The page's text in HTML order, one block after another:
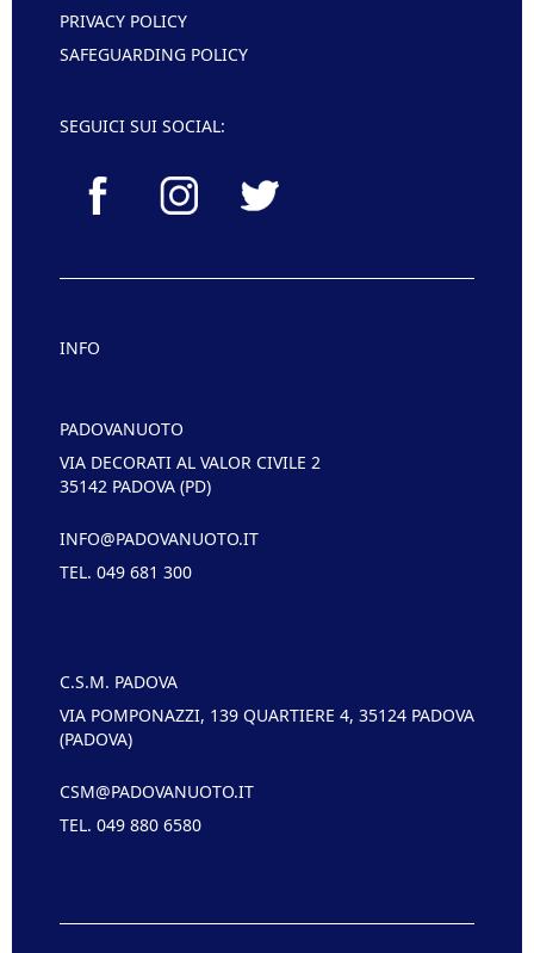
PRIVACY POLICY
SAFEGUARDING POLICY
SEGUICI SUI SOCIAL:
INFO
PADOVANUOTO
VIA DECORATI AL VALOR CIVILE 2
35142 PADOVA (PD)
INFO@PADOVANUOTO.IT
TEL. 049 681 300
C.S.M. PADOVA
VIA POMPONAZZI, 139 QUARTIERE 4, 35124 PADOVA
(PADOVA)
CSM@PADOVANUOTO.IT
TEL. 049 880 6580